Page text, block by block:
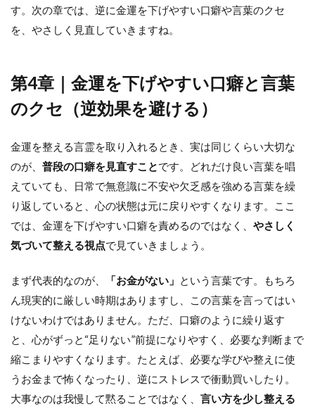
す。次の章では、逆に金運を下げやすい口癖や言葉のクセ
を、やさしく見直していきますね。
第4章｜金運を下げやすい口癖と言葉
のクセ（逆効果を避ける）
金運を整える言霊を取り入れるとき、実は同じくらい大切な
のが、 普段の口癖を見直すことです。どれだけ良い言葉を唱
えていても、日常で無意識に不安や欠乏感を強める言葉を繰
り返していると、心の状態は元に戻りやすくなります。ここ
では、金運を下げやすい口癖を責めるのではなく、 やさしく
気づいて整える視点で見ていきましょう。
まず代表的なのが、 「お金がない」 という言葉です。もちろ
ん現実的に厳しい時期はありますし、この言葉を言ってはい
けないわけではありません。ただ、口癖のように繰り返す
と、心がずっと“足りない”前提になりやすく、必要な判断まで
縮こまりやすくなります。たとえば、必要な学びや整えに使
うお金まで怖くなったり、逆にストレスで衝動買いしたり。
大事なのは我慢して黙ることではなく、 言い方を少し整える